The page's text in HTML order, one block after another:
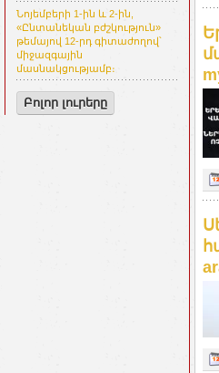
Նոյեմբերի 1-ին և 2-ին,
«Ընտանեկան բժշկություն»
թեմայով 12-րդ գիտաժողով՝
միջազգային
մասնակցությամբ։
Բոլոր լուրերը